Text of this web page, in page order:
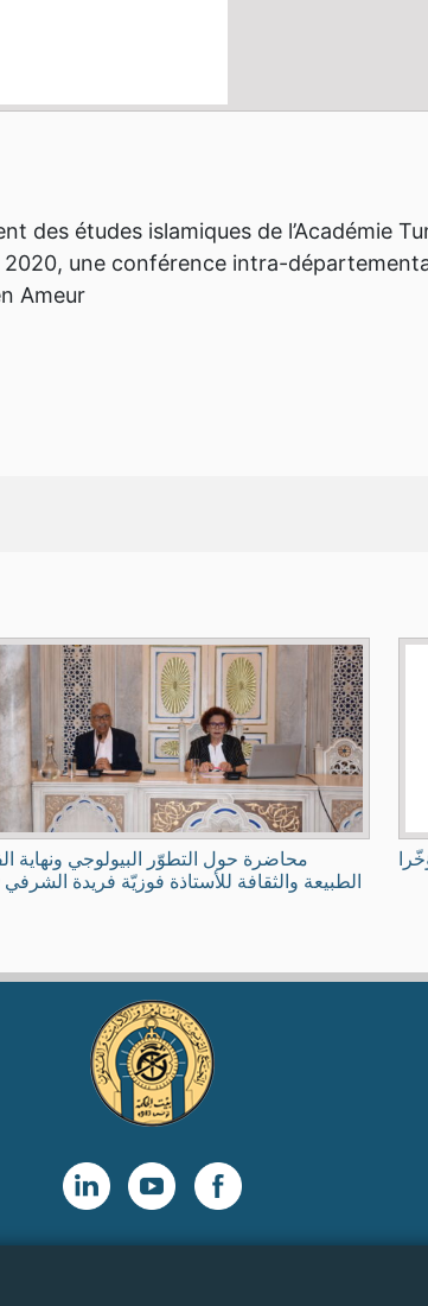
des études islamiques de l’Académie
2020, une conférence intra-
Ameur.
محاضرة حول التطوّر البيولوجي ونهاية